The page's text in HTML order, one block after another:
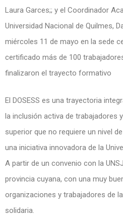
Laura Garces;; y el Coordinador
Universidad Nacional de Quilmes,
miércoles 11 de mayo en la sede
certificado más de 100
finalizaron el trayecto formativo
El DOSESS es una trayectoria
la inclusión activa de trabajadores
superior que no requiere un nivel
una iniciativa innovadora de la
A partir de un convenio con la
provincia cuyana, con una muy
organizaciones y trabajadores de
solidaria.